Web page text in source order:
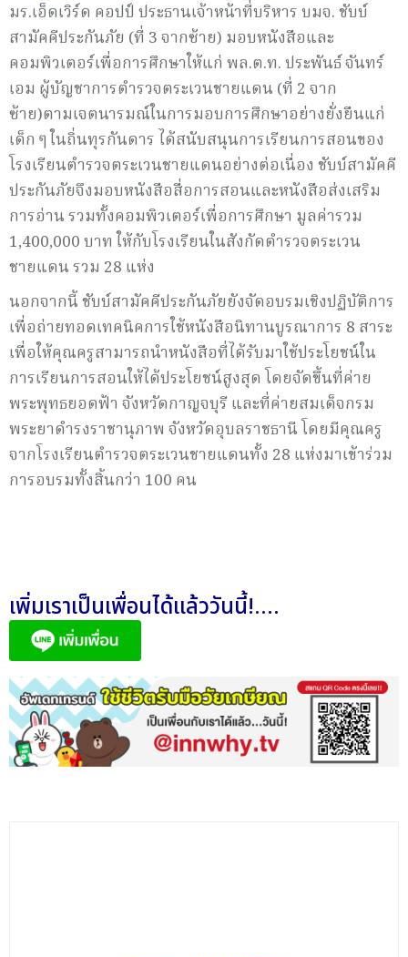
มร.เอ็ดเวิร์ด คอปป์ ประธานเจ้าหน้าที่บริหาร บมจ. ชับบ์
สามัคคีประกันภัย (ที่ 3 จากซ้าย) มอบหนังสือและ
คอมพิวเตอร์เพื่อการศึกษาให้แก่ พล.ต.ท. ประพันธ์ จันทร์
เอม ผู้บัญชาการตำรวจตระเวนชายแดน (ที่ 2 จาก
ซ้าย)ตามเจตนารมณ์ในการมอบการศึกษาอย่างยั่งยืนแก่
เด็ก ๆ ในถิ่นทุรกันดาร ได้สนับสนุนการเรียนการสอนของ
โรงเรียนตำรวจตระเวนชายแดนอย่างต่อเนื่อง ชับบ์สามัคคี
ประกันภัยจึงมอบหนังสือสื่อการสอนและหนังสือส่งเสริม
การอ่าน รวมทั้งคอมพิวเตอร์เพื่อการศึกษา มูลค่ารวม
1,400,000 บาท ให้กับโรงเรียนในสังกัดตำรวจตระเวน
ชายแดน รวม 28 แห่ง
นอกจากนี้ ชับบ์สามัคคีประกันภัยยังจัดอบรมเชิงปฏิบัติการ
เพื่อถ่ายทอดเทคนิคการใช้หนังสือนิทานบูรณาการ 8 สาระ
เพื่อให้คุณครูสามารถนำหนังสือที่ได้รับมาใช้ประโยชน์ใน
การเรียนการสอนให้ได้ประโยชน์สูงสุด โดยจัดขึ้นที่ค่าย
พระพุทธยอดฟ้า จังหวัดกาญจบุรี และที่ค่ายสมเด็จกรม
พระยาดำรงราชานุภาพ จังหวัดอุบลราชธานี โดยมีคุณครู
จากโรงเรียนตำรวจตระเวนชายแดนทั้ง 28 แห่งมาเข้าร่วม
การอบรมทั้งสิ้นกว่า 100 คน
เพิ่มเราเป็นเพื่อนได้แล้ววันนี้!....